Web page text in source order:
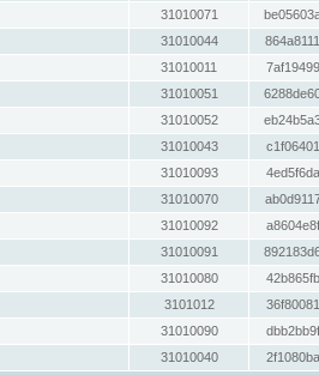
31010071
31010044
31010011
31010051
31010052
31010043
31010093
31010070
31010092
31010091
31010080
3101012
31010090
31010040